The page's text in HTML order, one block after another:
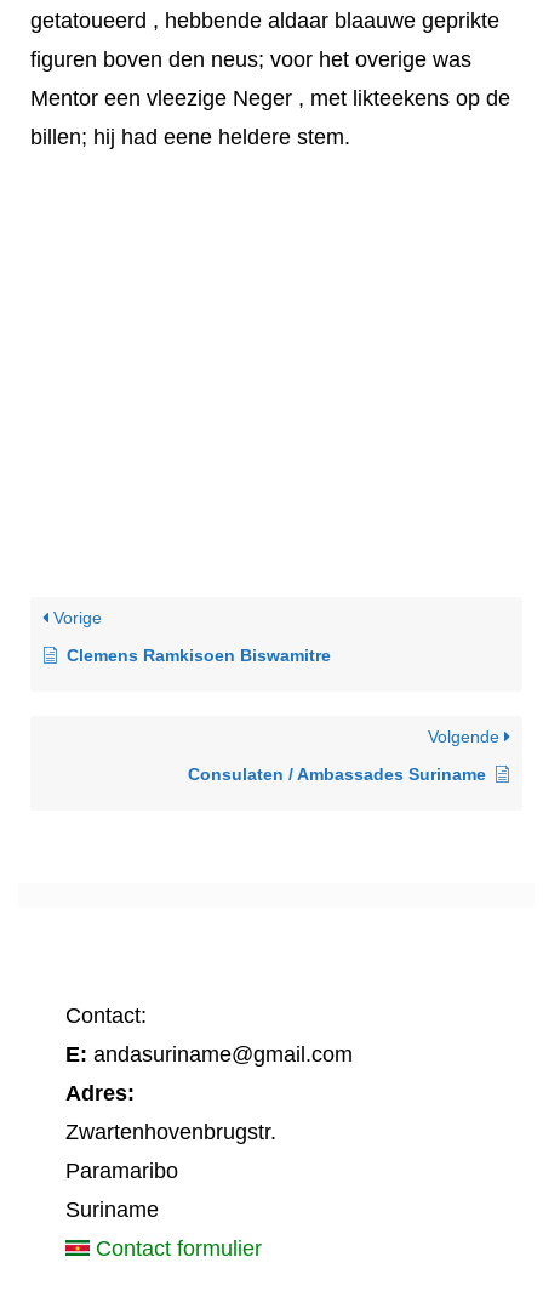
getatoueerd , hebbende aldaar blaauwe geprikte
figuren boven den neus; voor het overige was
Mentor een vleezige Neger , met likteekens op de
billen; hij had eene heldere stem.
Vorige
Clemens Ramkisoen Biswamitre
Volgende
Consulaten / Ambassades Suriname
Contact:
E: andasuriname@gmail.com
Adres:
Zwartenhovenbrugstr.
Paramaribo
Suriname
Contact formulier